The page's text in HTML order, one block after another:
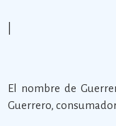
El nombre de
Guerrero,